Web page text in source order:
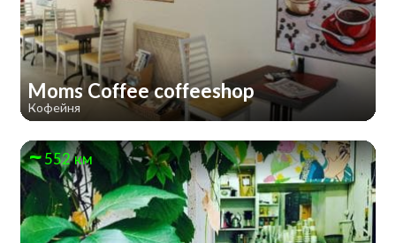
Moms Coffee coffeeshop
Кофейня
552 км